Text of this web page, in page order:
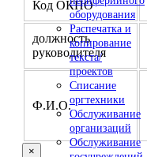
оборудования
Распечатка и
копирование
текста/
проектов
Списание
оргтехники
Обслуживание
организаций
Обслуживание
Код ОКПО
должность
руководителя
Ф.И.О.
×